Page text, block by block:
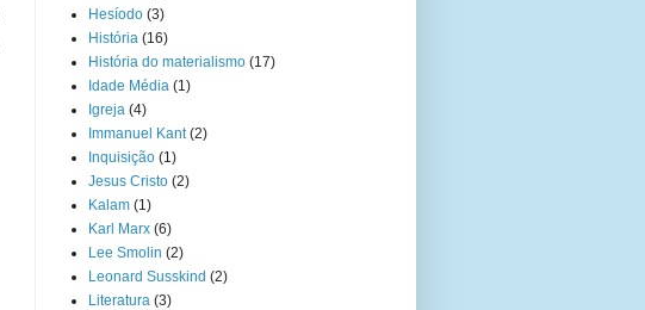
Hesíodo (3)
História (16)
História do materialismo (17)
Idade Média (1)
Igreja (4)
Immanuel Kant (2)
Inquisição (1)
Jesus Cristo (2)
Kalam (1)
Karl Marx (6)
Lee Smolin (2)
Leonard Susskind (2)
Literatura (3)